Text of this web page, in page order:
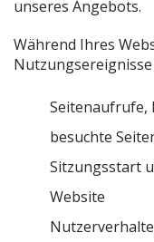
unseres Angebots.
Während Ihres
Seitenaufrufe,
besuchte
Sitzungsstart
Website